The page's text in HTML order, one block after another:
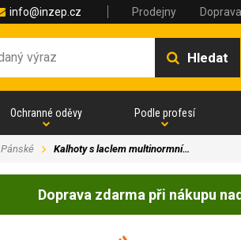
info@inzep.cz Prodejny
Hledat
Ochranné oděvy Podle profesí
Pánské Kalhoty s laclem multinormní…
Doprava zdarma při nákupu